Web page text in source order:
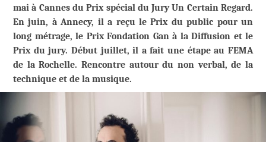
mai à Cannes du Prix spécial du Jury Un Certain Regard.
En juin, à Annecy, il a reçu le Prix du public pour un
long métrage, le Prix Fondation Gan à la Diffusion et le
Prix du jury. Début juillet, il a fait une étape au FEMA
de la Rochelle. Rencontre autour du non verbal, de la
technique et de la musique.